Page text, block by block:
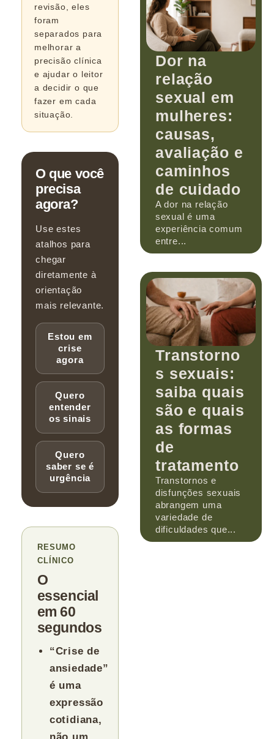
revisão, eles
foram
separados para
melhorar a
precisão clínica
e ajudar o leitor
a decidir o que
fazer em cada
situação.
O que você
precisa
agora?
Use estes
atalhos para
chegar
diretamente à
orientação
mais relevante.
Estou em
crise
agora
Quero
entender
os sinais
Quero
saber se é
urgência
RESUMO
CLÍNICO
O
essencial
em 60
segundos
“Crise de
ansiedade”
é uma
expressão
cotidiana,
Dor na
relação
sexual em
mulheres:
causas,
avaliação e
caminhos
de cuidado
A dor na relação
sexual é uma
experiência comum
entre...
Transtorno
s sexuais:
saiba quais
são e quais
as formas
de
tratamento
Transtornos e
disfunções sexuais
abrangem uma
variedade de
dificuldades que...